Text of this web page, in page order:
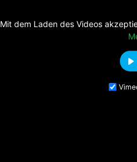
Mit dem Laden des Videos